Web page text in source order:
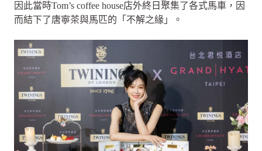
因此當時Tom’s coffee house店外終日聚集了各式馬車，因
而結下了唐寧茶與馬匹的「不解之緣」。